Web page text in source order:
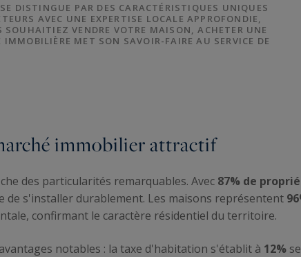
DISTINGUE PAR DES CARACTÉRISTIQUES UNIQUES
AVEC UNE EXPERTISE LOCALE APPROFONDIE,
VENDRE VOTRE MAISON, ACHETER UNE
MET SON SAVOIR-FAIRE AU SERVICE DE
immobilier attractif
des particularités remarquables. Avec 87% de
de s'installer durablement. Les maisons représentent
confirmant le caractère résidentiel du territoire.
notables : la taxe d'habitation s'établit à 12%